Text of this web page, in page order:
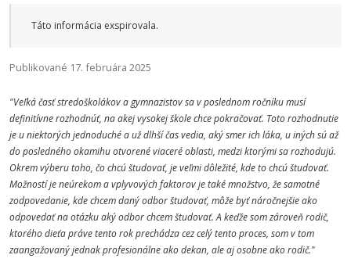
Táto informácia exspirovala.
Publikované 17. februára 2025
"Veľká časť stredoškolákov a gymnazistov sa v poslednom ročníku musí
definitívne rozhodnúť, na akej vysokej škole chce pokračovať. Toto rozhodnutie
je u niektorých jednoduché a už dlhší čas vedia, aký smer ich láka, u iných sú až
do posledného okamihu otvorené viaceré oblasti, medzi ktorými sa rozhodujú.
Okrem výberu toho, čo chcú študovať, je veľmi dôležité, kde to chcú študovať.
Možností je neúrekom a vplyvových faktorov je také množstvo, že samotné
zodpovedanie, kde chcem daný odbor študovať, môže byť náročnejšie ako
odpovedať na otázku aký odbor chcem študovať. A keďže som zároveň rodič,
ktorého dieťa práve tento rok prechádza cez celý tento proces, som v tom
zaangažovaný jednak profesionálne ako dekan, ale aj osobne ako rodič."